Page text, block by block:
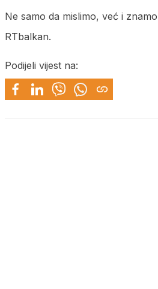
Ne samo da mislimo, već i
RTbalkan.
Podijeli vijest na: